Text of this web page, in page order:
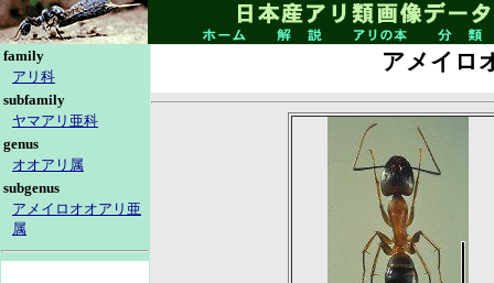
family
アリ科
subfamily
ヤマアリ亜科
genus
オオアリ属
subgenus
アメイロオオアリ亜
属
アメイロ